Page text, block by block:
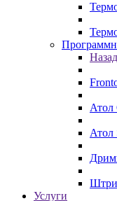
Назад
Атол
Атол
Услуги